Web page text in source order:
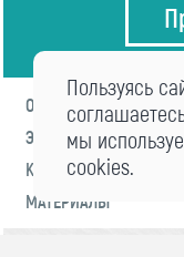
О ФОРУМЕ
ЭКСПЕРТЫ
КОНТАКТЫ
МАТЕРИАЛЫ
Пользуясь
мы
cookies.